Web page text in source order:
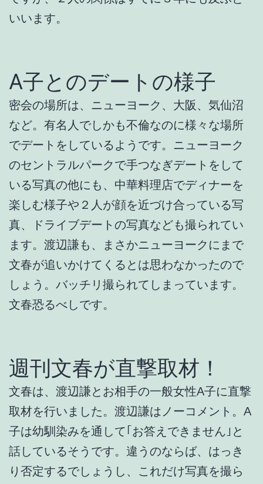
いいます。
A子とのデートの様子
密会の場所は、ニューヨーク、大阪、気仙沼
など。有名人でしかも不倫なのに様々な場所
でデートをしているようです。ニューヨーク
のセントラルパークで手つなぎデートをして
いる写真の他にも、中華料理店でディナーを
楽しむ様子や２人が顔を近づけ合っている写
真、ドライブデートの写真なども撮られてい
ます。渡辺謙も、まさかニューヨークにまで
文春が追いかけてくるとは思わなかったので
しょう。バッチリ撮られてしまっています。
文春恐るべしです。
週刊文春が直撃取材！
文春は、渡辺謙とお相手の一般女性A子に直撃
取材を行いました。渡辺謙はノーコメント。A
子は幼馴染みを通して｢お答えできません｣と
話しているそうです。違うのならば、はっき
り否定するでしょうし、これだけ写真を撮ら